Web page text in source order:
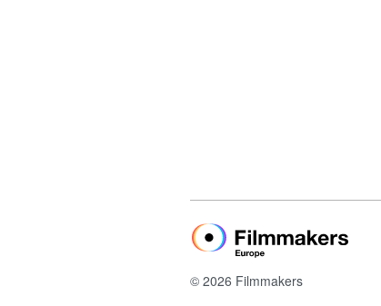
© 2026 Filmmakers